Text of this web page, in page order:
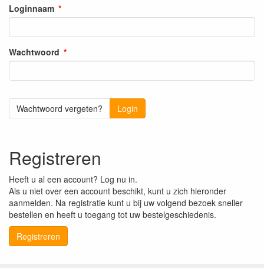
Loginnaam
Wachtwoord
Wachtwoord vergeten? Login
Registreren
Heeft u al een account? Log nu in.
Als u niet over een account beschikt, kunt u zich hieronder
aanmelden. Na registratie kunt u bij uw volgend bezoek sneller
bestellen en heeft u toegang tot uw bestelgeschiedenis.
Registreren